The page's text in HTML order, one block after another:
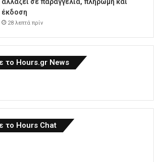
αλλάζει σε παραγγελία, πληρωμή και
έκδοση
28 λεπτά πρίν
το Hours.gr News
το Hours Chat